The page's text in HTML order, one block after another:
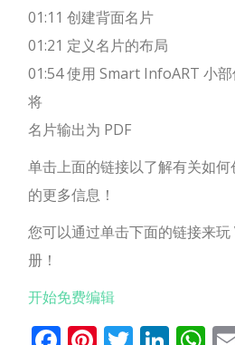
01:11 创建背面名片
01:21 定义名片的布局
01:54 使用 Smart InfoART 小
将
名片输出为 PDF
单击上面的链接以了解有关如
的更多信息！
您可以通过单击下面的链接来
册！
开始免费编辑